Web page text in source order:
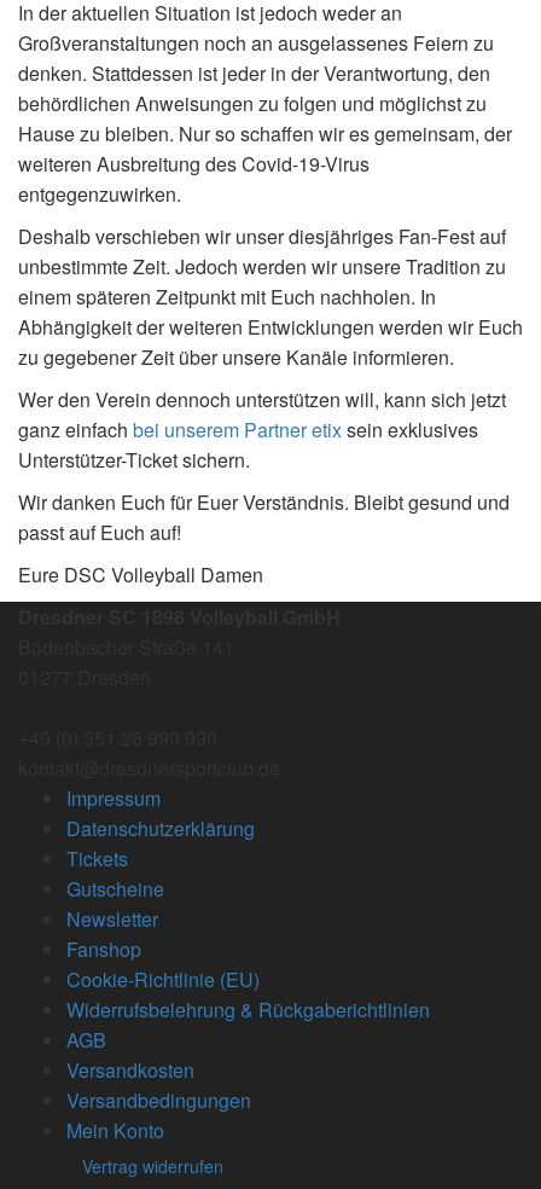
In der aktuellen Situation ist jedoch weder an
Großveranstaltungen noch an ausgelassenes Feiern zu
denken. Stattdessen ist jeder in der Verantwortung, den
behördlichen Anweisungen zu folgen und möglichst zu
Hause zu bleiben. Nur so schaffen wir es gemeinsam, der
weiteren Ausbreitung des Covid-19-Virus
entgegenzuwirken.
Deshalb verschieben wir unser diesjähriges Fan-Fest auf
unbestimmte Zeit. Jedoch werden wir unsere Tradition zu
einem späteren Zeitpunkt mit Euch nachholen. In
Abhängigkeit der weiteren Entwicklungen werden wir Euch
zu gegebener Zeit über unsere Kanäle informieren.
Wer den Verein dennoch unterstützen will, kann sich jetzt
ganz einfach bei unserem Partner etixsein exklusives
Unterstützer-Ticket sichern.
Wir danken Euch für Euer Verständnis. Bleibt gesund und
passt auf Euch auf!
Eure DSC Volleyball Damen
Impressum
Datenschutzerklärung
Tickets
Gutscheine
Newsletter
Fanshop
Cookie-Richtlinie (EU)
Widerrufsbelehrung & Rückgaberichtlinien
AGB
Versandkosten
Versandbedingungen
Mein Konto
Vertrag widerrufen